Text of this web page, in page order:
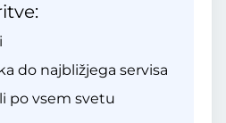
do najbližjega servisa
po vsem svetu